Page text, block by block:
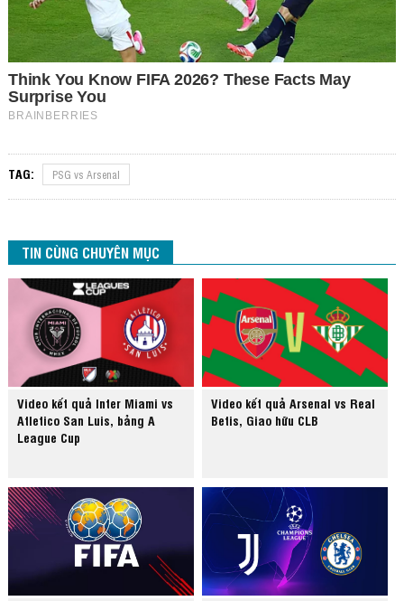
TAG: PSG vs Arsenal
TIN CÙNG CHUYÊN MỤC
Video kết quả Inter Miami vs
Atletico San Luis, bảng A
League Cup
Video kết quả Arsenal vs Real
Betis, Giao hữu CLB